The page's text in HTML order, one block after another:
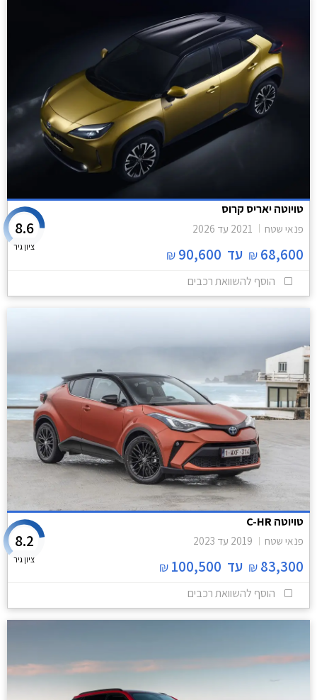
טויוטה יאריס קרוס
פנאי שטח 2021 עד 2026
68,600
₪ עד 90,600
₪
8.6
ציון גיר
הוסף להשוואת רכבים
טויוטה C-HR
פנאי שטח 2019 עד 2023
83,300
₪ עד 100,500
₪
8.2
ציון גיר
הוסף להשוואת רכבים